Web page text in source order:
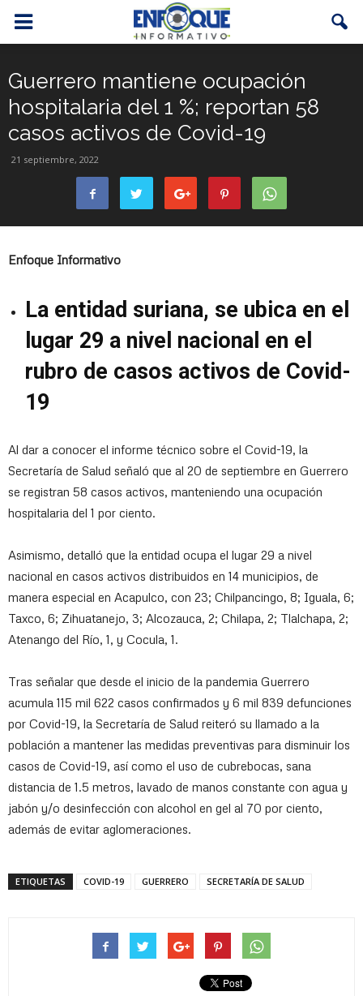
Guerrero mantiene ocupación
hospitalaria del 1 %; reportan 58
casos activos de Covid-19
21 septiembre, 2022
Enfoque Informativo
La entidad suriana, se ubica en el
lugar 29 a nivel nacional en el
rubro de casos activos de Covid-
19
Al dar a conocer el informe técnico sobre el Covid-19, la
Secretaría de Salud señaló que al 20 de septiembre en Guerrero
se registran 58 casos activos, manteniendo una ocupación
hospitalaria del 1 por ciento.
Asimismo, detalló que la entidad ocupa el lugar 29 a nivel
nacional en casos activos distribuidos en 14 municipios, de
manera especial en Acapulco, con 23; Chilpancingo, 8; Iguala, 6;
Taxco, 6; Zihuatanejo, 3; Alcozauca, 2; Chilapa, 2; Tlalchapa, 2;
Atenango del Río, 1, y Cocula, 1.
Tras señalar que desde el inicio de la pandemia Guerrero
acumula 115 mil 622 casos confirmados y 6 mil 839 defunciones
por Covid-19, la Secretaría de Salud reiteró su llamado a la
población a mantener las medidas preventivas para disminuir los
casos de Covid-19, así como el uso de cubrebocas, sana
distancia de 1.5 metros, lavado de manos constante con agua y
jabón y/o desinfección con alcohol en gel al 70 por ciento,
además de evitar aglomeraciones.
ETIQUETAS COVID-19 GUERRERO SECRETARÍA DE SALUD